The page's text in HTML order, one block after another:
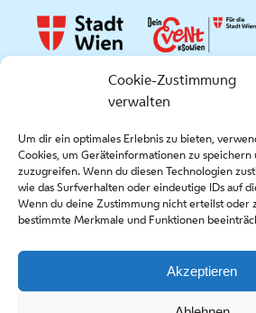
Cookie-Zustimmung
verwalten
Um dir ein optimales Erlebnis zu bieten,
Cookies, um Geräteinformationen zu
zuzugreifen. Wenn du diesen Technologien
wie das Surfverhalten oder eindeutige IDs auf
Wenn du deine Zustimmung nicht erteilst oder
bestimmte Merkmale und Funktionen
Akzeptieren
Presse
Kontakt
Ausschreibungen
Copyright stadt wien marketing